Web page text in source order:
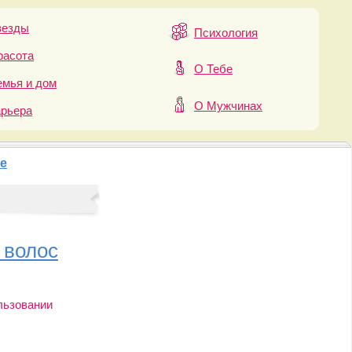
и дом
Психология
О Тебе
О Мужчинах